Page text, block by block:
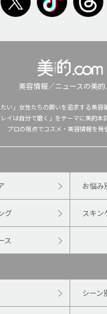
美容情報／ニュースの美
たい」女性たちの願いを追求する美容
レイは自分で磨く」をテーマに美的
プロの視点でコスメ・美容情報を発
お悩み
グ スキン
ス
シーン